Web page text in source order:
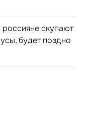
россияне скупают
будет поздно